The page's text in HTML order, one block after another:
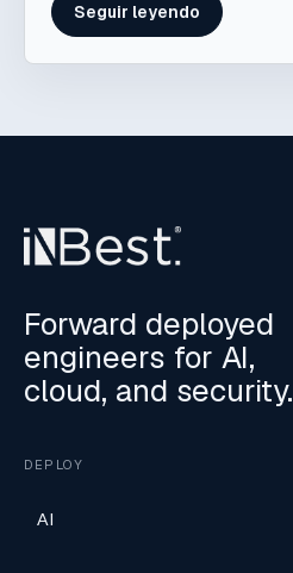
Seguir leyendo
Forward deployed
engineers for AI,
cloud, and security.
DEPLOY
AI